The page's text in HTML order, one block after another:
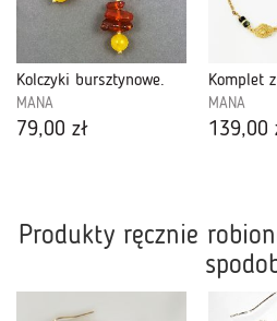
Kolczyki bursztynowe.
MANA
79,00 zł
MANA
139,00
Produkty ręcznie